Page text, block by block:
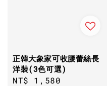
正韓大象家可收腰蕾絲長
洋裝(3色可選)
Regular
NT$ 1,580